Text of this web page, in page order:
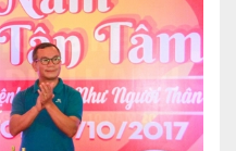
chúng tôi